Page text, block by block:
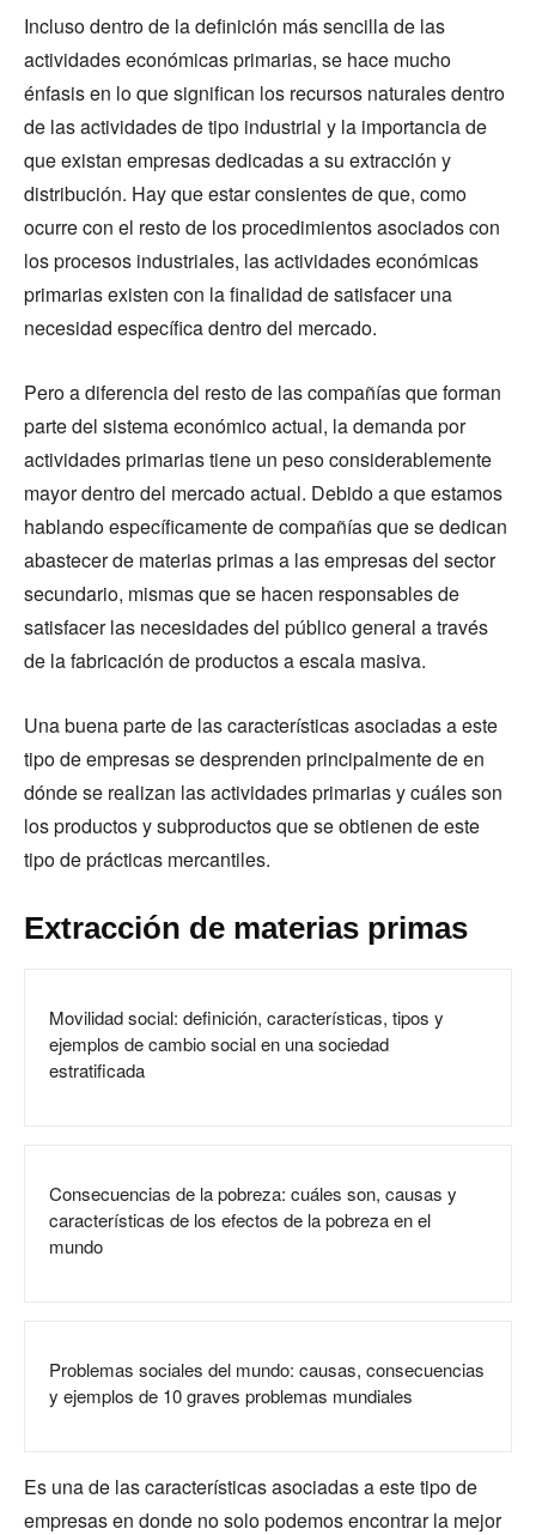
Incluso dentro de la definición más sencilla de las
actividades económicas primarias, se hace mucho
énfasis en lo que significan los recursos naturales dentro
de las actividades de tipo industrial y la importancia de
que existan empresas dedicadas a su extracción y
distribución. Hay que estar consientes de que, como
ocurre con el resto de los procedimientos asociados con
los procesos industriales, las actividades económicas
primarias existen con la finalidad de satisfacer una
necesidad específica dentro del mercado.
Pero a diferencia del resto de las compañías que forman
parte del sistema económico actual, la demanda por
actividades primarias tiene un peso considerablemente
mayor dentro del mercado actual. Debido a que estamos
hablando específicamente de compañías que se dedican
abastecer de materias primas a las empresas del sector
secundario, mismas que se hacen responsables de
satisfacer las necesidades del público general a través
de la fabricación de productos a escala masiva.
Una buena parte de las características asociadas a este
tipo de empresas se desprenden principalmente de en
dónde se realizan las actividades primarias y cuáles son
los productos y subproductos que se obtienen de este
tipo de prácticas mercantiles.
Extracción de materias primas
Movilidad social: definición, características, tipos y
ejemplos de cambio social en una sociedad
estratificada
Consecuencias de la pobreza: cuáles son, causas y
características de los efectos de la pobreza en el
mundo
Problemas sociales del mundo: causas, consecuencias
y ejemplos de 10 graves problemas mundiales
Es una de las características asociadas a este tipo de
empresas en donde no solo podemos encontrar la mejor